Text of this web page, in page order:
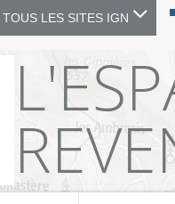
TOUS LES SITES IGN